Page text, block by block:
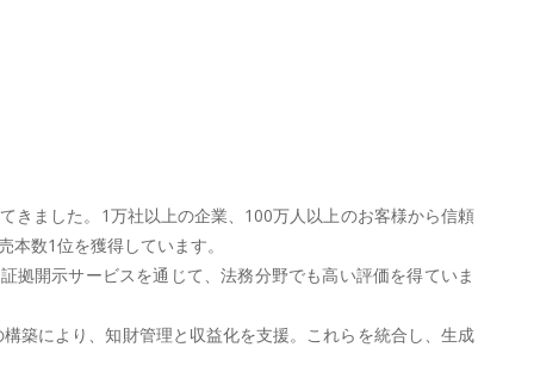
きました。1万社以上の企業、100万人以上のお客様から信頼
数1位を獲得しています。
拠開示サービスを通じて、法務分野でも高い評価を得ていま
築により、知財管理と収益化を支援。これらを統合し、生成